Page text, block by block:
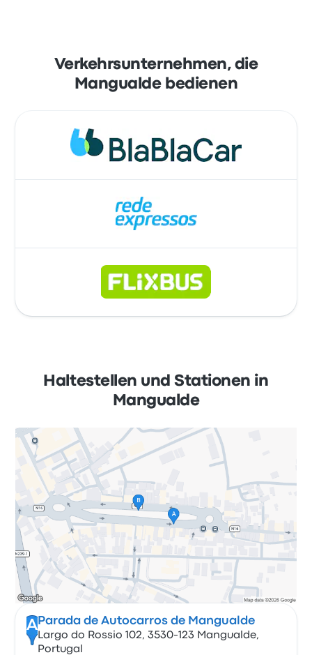
Verkehrsunternehmen, die
Mangualde bedienen
Haltestellen und Stationen in
Mangualde
A Parada de Autocarros de Mangualde
Largo do Rossio 102, 3530-123 Mangualde,
Portugal